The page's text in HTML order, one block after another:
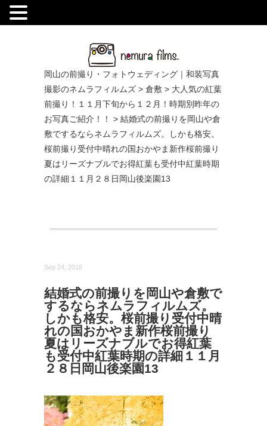
岡山の前撮り・フォトウェディング｜和装写真
撮影のネムラフィルムズ > 倉敷 > 大人気の紅葉
前撮り！１１月下旬から１２月！時期別昨年の
お写真ご紹介！！
> 結婚式の前撮りを岡山や倉
敷でするならネムラフィルムズ。しかも格安。
桜前撮り受付中晴れの国おかやま新作桜前撮り
夏はリーズナブルでお得紅葉も受付中紅葉時期
の詳細１１月２８日岡山後楽園13
Sep 24, 2018
結婚式の前撮りを岡山や倉敷で
するならネムラフィルムズ。
しかも格安。桜前撮り受付中晴
れの国おかやま新作桜前撮り
夏はリーズナブルでお得紅葉
も受付中紅葉時期の詳細１１月
２８日岡山後楽園13